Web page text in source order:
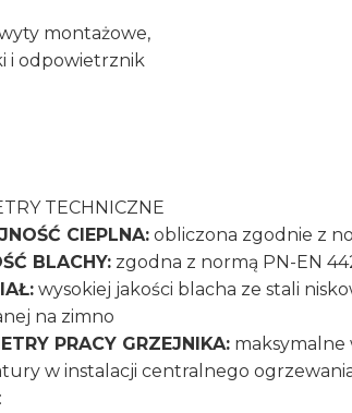
montażowe,
i odpowietrznik
TECHNICZNE
CIEPLNA: obliczona zgodnie z
BLACHY: zgodna z normą PN-EN
wysokiej jakości blacha ze stali
na zimno
PRACY GRZEJNIKA: maksymalne
w instalacji centralnego